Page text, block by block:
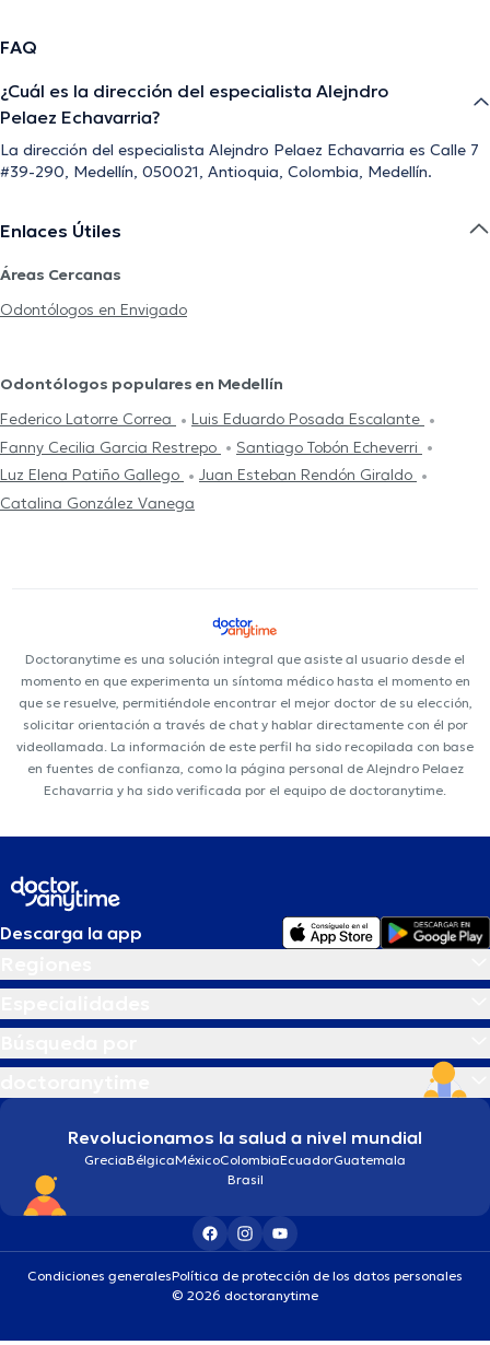
FAQ
¿Cuál es la dirección del especialista Alejndro
Pelaez Echavarria?
La dirección del especialista Alejndro Pelaez Echavarria es Calle 7
#39-290, Medellín, 050021, Antioquia, Colombia, Medellín.
Enlaces Útiles
Áreas Cercanas
Odontólogos en Envigado
Odontólogos populares en Medellín
Federico Latorre Correa
Luis Eduardo Posada Escalante
Fanny Cecilia Garcia Restrepo
Santiago Tobón Echeverri
Luz Elena Patiño Gallego
Juan Esteban Rendón Giraldo
Catalina González Vanega
Doctoranytime es una solución integral que asiste al usuario desde el
momento en que experimenta un síntoma médico hasta el momento en
que se resuelve, permitiéndole encontrar el mejor doctor de su elección,
solicitar orientación a través de chat y hablar directamente con él por
videollamada. La información de este perfil ha sido recopilada con base
en fuentes de confianza, como la página personal de Alejndro Pelaez
Echavarria y ha sido verificada por el equipo de doctoranytime.
Descarga la app
Revolucionamos la salud a nivel mundial
GreciaBélgicaMéxicoColombiaEcuadorGuatemala
Brasil
Condiciones generalesPolítica de protección de los datos personales
© 2026 doctoranytime